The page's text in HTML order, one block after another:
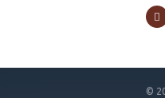
©